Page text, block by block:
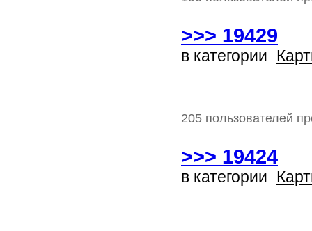
>>> 19429
в категории
205 пользователей
>>> 19424
в категории